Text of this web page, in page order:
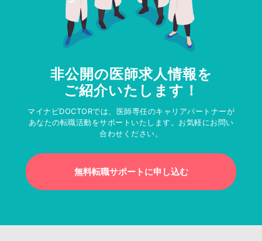
非公開の医師求人情報を
ご紹介いたします！
マイナビDOCTORでは、医師専任のキャリアパートナーが
あなたの転職活動をサポートいたします。お気軽にお問い
合わせください。
無料転職サポートに申し込む